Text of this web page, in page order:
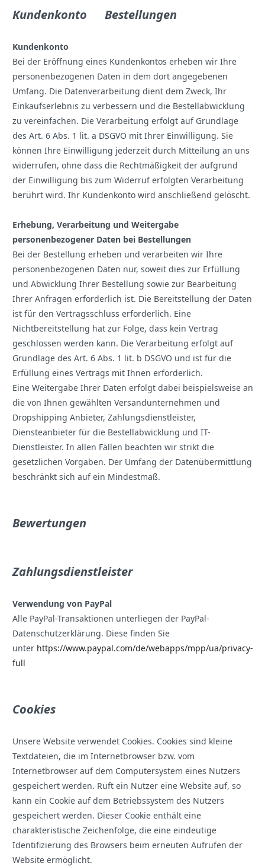
Kundenkonto Bestellungen
Kundenkonto
Bei der Eröffnung eines Kundenkontos erheben wir Ihre
personenbezogenen Daten in dem dort angegebenen
Umfang. Die Datenverarbeitung dient dem Zweck, Ihr
Einkaufserlebnis zu verbessern und die Bestellabwicklung
zu vereinfachen. Die Verarbeitung erfolgt auf Grundlage
des Art. 6 Abs. 1 lit. a DSGVO mit Ihrer Einwilligung. Sie
können Ihre Einwilligung jederzeit durch Mitteilung an uns
widerrufen, ohne dass die Rechtmäßigkeit der aufgrund
der Einwilligung bis zum Widerruf erfolgten Verarbeitung
berührt wird. Ihr Kundenkonto wird anschließend gelöscht.
Erhebung, Verarbeitung und Weitergabe
personenbezogener Daten bei Bestellungen
Bei der Bestellung erheben und verarbeiten wir Ihre
personenbezogenen Daten nur, soweit dies zur Erfüllung
und Abwicklung Ihrer Bestellung sowie zur Bearbeitung
Ihrer Anfragen erforderlich ist. Die Bereitstellung der Daten
ist für den Vertragsschluss erforderlich. Eine
Nichtbereitstellung hat zur Folge, dass kein Vertrag
geschlossen werden kann. Die Verarbeitung erfolgt auf
Grundlage des Art. 6 Abs. 1 lit. b DSGVO und ist für die
Erfüllung eines Vertrags mit Ihnen erforderlich.
Eine Weitergabe Ihrer Daten erfolgt dabei beispielsweise an
die von Ihnen gewählten Versandunternehmen und
Dropshipping Anbieter, Zahlungsdienstleister,
Diensteanbieter für die Bestellabwicklung und IT-
Dienstleister. In allen Fällen beachten wir strikt die
gesetzlichen Vorgaben. Der Umfang der Datenübermittlung
beschränkt sich auf ein Mindestmaß.
Bewertungen
Zahlungsdienstleister
Verwendung von PayPal
Alle PayPal-Transaktionen unterliegen der PayPal-
Datenschutzerklärung. Diese finden Sie
unter https://www.paypal.com/de/webapps/mpp/ua/privacy-
full
Cookies
Unsere Website verwendet Cookies. Cookies sind kleine
Textdateien, die im Internetbrowser bzw. vom
Internetbrowser auf dem Computersystem eines Nutzers
gespeichert werden. Ruft ein Nutzer eine Website auf, so
kann ein Cookie auf dem Betriebssystem des Nutzers
gespeichert werden. Dieser Cookie enthält eine
charakteristische Zeichenfolge, die eine eindeutige
Identifizierung des Browsers beim erneuten Aufrufen der
Website ermöglicht.